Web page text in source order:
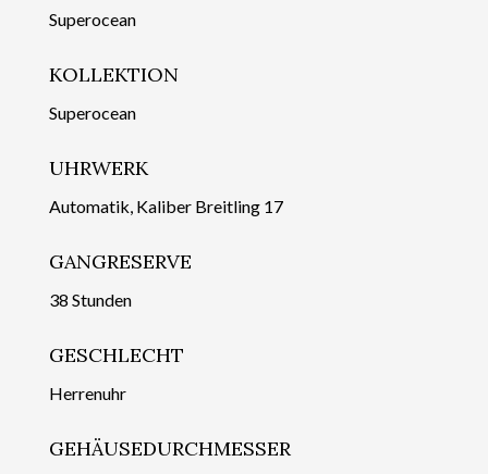
Superocean
KOLLEKTION
Superocean
UHRWERK
Automatik, Kaliber Breitling 17
GANGRESERVE
38 Stunden
GESCHLECHT
Herrenuhr
GEHÄUSEDURCHMESSER